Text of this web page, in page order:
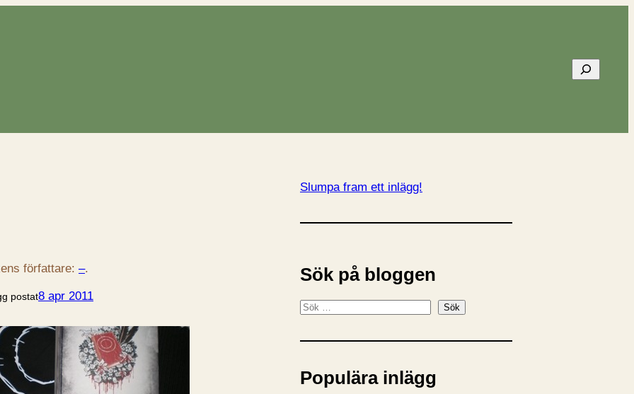
Sök
författare: –.
postat8 apr 2011
Slumpa fram ett inlägg!
Sök på bloggen
S
k
Sök
Populära inlägg